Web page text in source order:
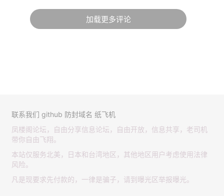
加载更多评论
联系我们 github 防封域名 纸飞机
凤楼阁论坛，自由分享信息论坛，自由开放，信息共享，老司机
带你自由飞翔。
本站仅服务北美，日本和台湾地区，其他地区用户考虑使用法律
风险。
凡是现要求先付款的，一律是骗子，请到曝光区举报曝光。